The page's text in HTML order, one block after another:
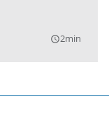
query_builder2min